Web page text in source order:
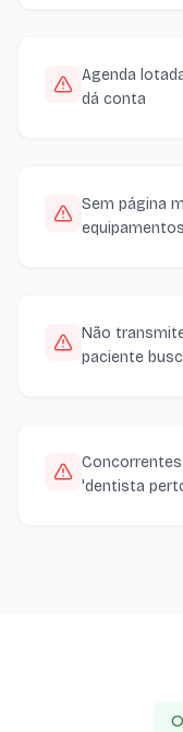
Agenda
dá conta
Sem página
Não
paciente
'dentista